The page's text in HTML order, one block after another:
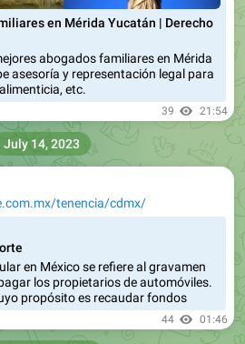
en Mérida Yucatán | Derecho
abogados familiares en Mérida
asesoría y representación legal para
etc.
39 21:54
tenencia/cdmx/
en México se refiere al gravamen
los propietarios de automóviles.
propósito es recaudar fondos
44 01:46
July 14, 2023